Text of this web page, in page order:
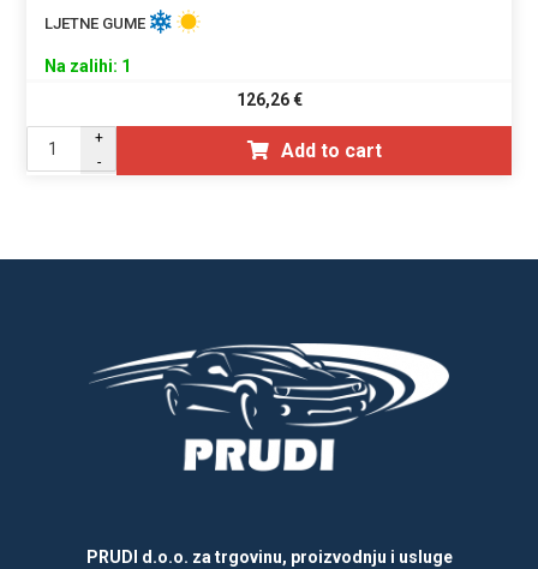
LJETNE GUME
Na zalihi: 1
126,26€
+
-
Add to cart
PRUDI d.o.o. za trgovinu, proizvodnju i usluge